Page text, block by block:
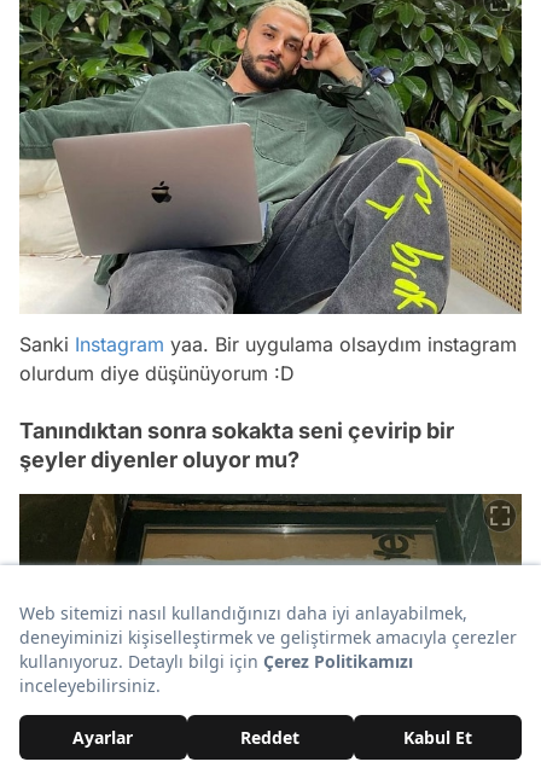
Sanki Instagram yaa. Bir uygulama olsaydım instagram
olurdum diye düşünüyorum :D
Tanındıktan sonra sokakta seni çevirip bir
şeyler diyenler oluyor mu?